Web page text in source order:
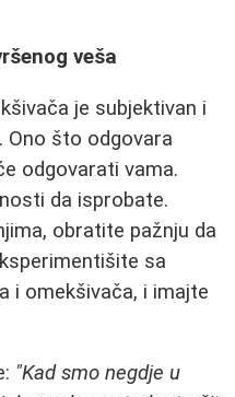
veša
je subjektivan i
Ono što odgovara
odgovarati vama.
da isprobate.
obratite pažnju da
sa
i omekšivača, i imajte
"Kad smo negdje u